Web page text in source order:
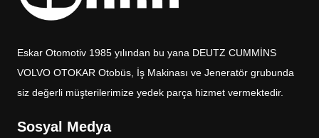
Eskar Otomotiv 1985 yılından bu yana DEUTZ CUMMİNS
VOLVO OTOKAR Otobüs, İş Makinası ve Jeneratör grubunda
siz değerli müşterilerimize yedek parça hizmet vermektedir.
Sosyal Medya